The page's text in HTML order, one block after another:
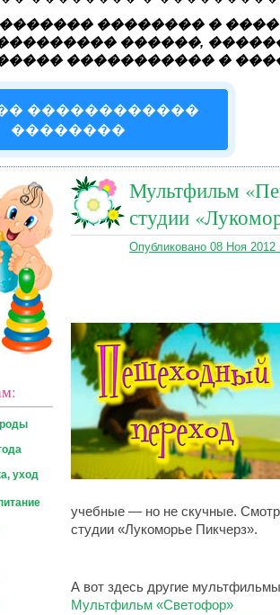
�������� �
������,
����������� �
������������
��������
уход
Мультфильм
студии
Опубликовано 08 Ноя 2012
учебные — но не скучные.
студии «Лукоморье Пикчерз».
А вот здесь другие
Мультфильм «Светофор»